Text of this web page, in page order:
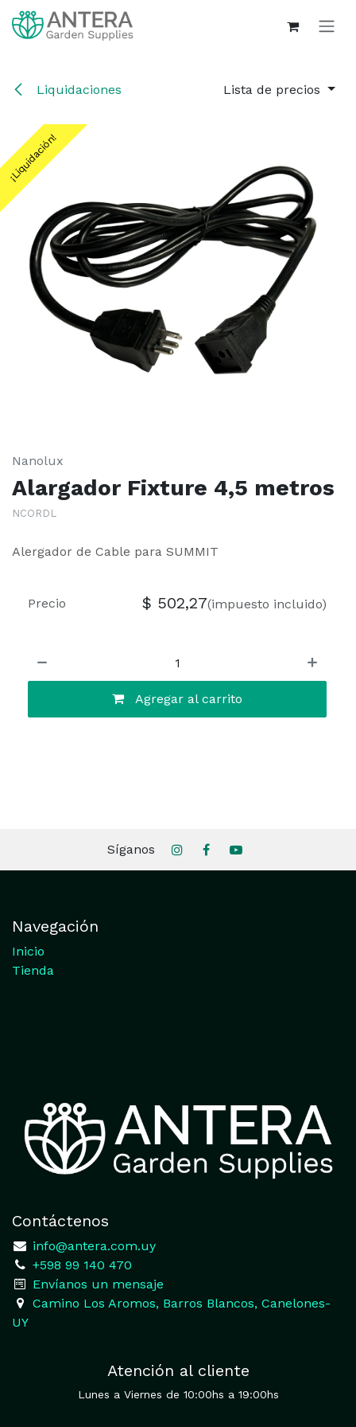
Ir al contenido
Liquidaciones Lista de precios
¡Liquidación!
Nanolux
Alargador Fixture 4,5 metros
NCORDL
Alergador de Cable para SUMMIT
Agregar al carrito
Precio $ 502,27(impuesto incluido)
Síganos
Navegación
Inicio
Tienda
Contáctenos
info@antera.com.uy
+598 99 140 470
​Envíanos un mensaje
​Camino Los Aromos, Barros Blancos, Canelones-
UY
Atención al cliente
Lunes a Viernes de 10:00hs a 19:00hs